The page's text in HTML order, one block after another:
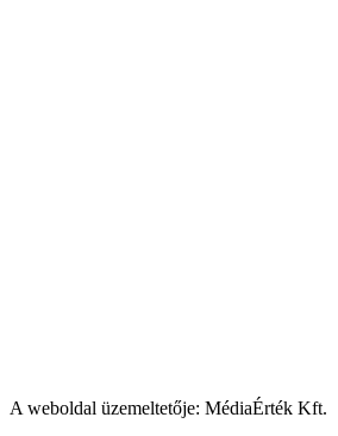
A weboldal üzemeltetője: MédiaÉrték Kft.